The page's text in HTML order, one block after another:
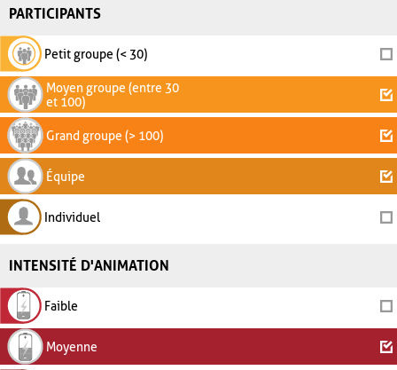
PARTICIPANTS
Petit groupe (< 30)
Moyen groupe (entre 30
et 100)
Grand groupe (> 100)
Équipe
Individuel
INTENSITÉ D'ANIMATION
Faible
Moyenne